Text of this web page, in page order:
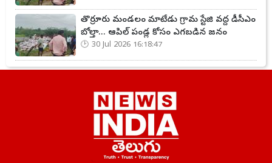
తొర్రూరు మండలం మాటేడు గ్రామ స్టేజి వద్ద డీసీఎం
బోల్తా... ఆపిల్ పండ్ల కోసం ఎగబడిన జనం
30 Jul 2026 16:18:47